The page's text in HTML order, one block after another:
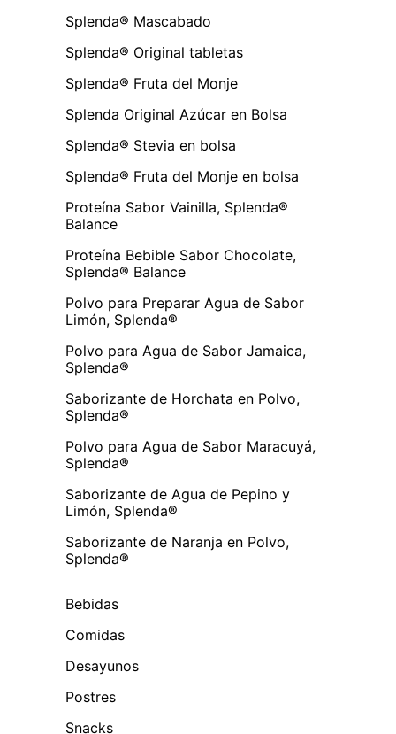
Splenda® Mascabado
Splenda® Original tabletas
Splenda® Fruta del Monje
Splenda Original Azúcar en Bolsa
Splenda® Stevia en bolsa
Splenda® Fruta del Monje en bolsa
Proteína Sabor Vainilla, Splenda®
Balance
Proteína Bebible Sabor Chocolate,
Splenda® Balance
Polvo para Preparar Agua de Sabor
Limón, Splenda®
Polvo para Agua de Sabor Jamaica,
Splenda®
Saborizante de Horchata en Polvo,
Splenda®
Polvo para Agua de Sabor Maracuyá,
Splenda®
Saborizante de Agua de Pepino y
Limón, Splenda®
Saborizante de Naranja en Polvo,
Splenda®
Bebidas
Comidas
Desayunos
Postres
Snacks